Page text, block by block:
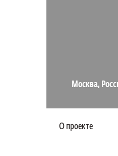
Москва,
О проекте